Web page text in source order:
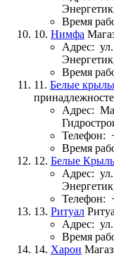
Время
10. Нимфа
Адрес:
Время
11. Белые
Адрес:
Телефон:
Время
12. Белые
Адрес:
Телефон:
13. Ритуал
Адрес:
Время
14. Харон